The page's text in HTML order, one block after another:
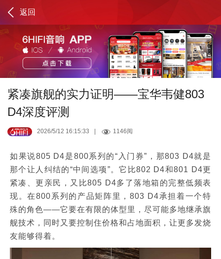
返回
紧凑旗舰的实力证明——宝华韦健803
D4深度评测
2026/5/12 16:15:33 1146阅
如果说805 D4是800系列的“入门券”，那803 D4就是
那个让人纠结的“中间选项”。它比802 D4和801 D4更
紧凑、更亲民，又比805 D4多了落地箱的完整低频表
现。在800系列的产品矩阵里，803 D4承担着一个特
殊的角色——它要在有限的体型里，尽可能多地继承旗
舰技术，同时又要控制住价格和占地面积，让更多发烧
友能够得着。